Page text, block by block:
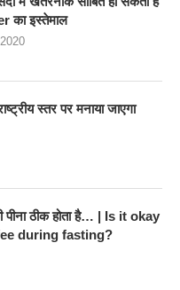
का इस्तेमाल
स्तर पर मनाया जाएगा
पीना ठीक होता है… | Is it okay
during fasting?